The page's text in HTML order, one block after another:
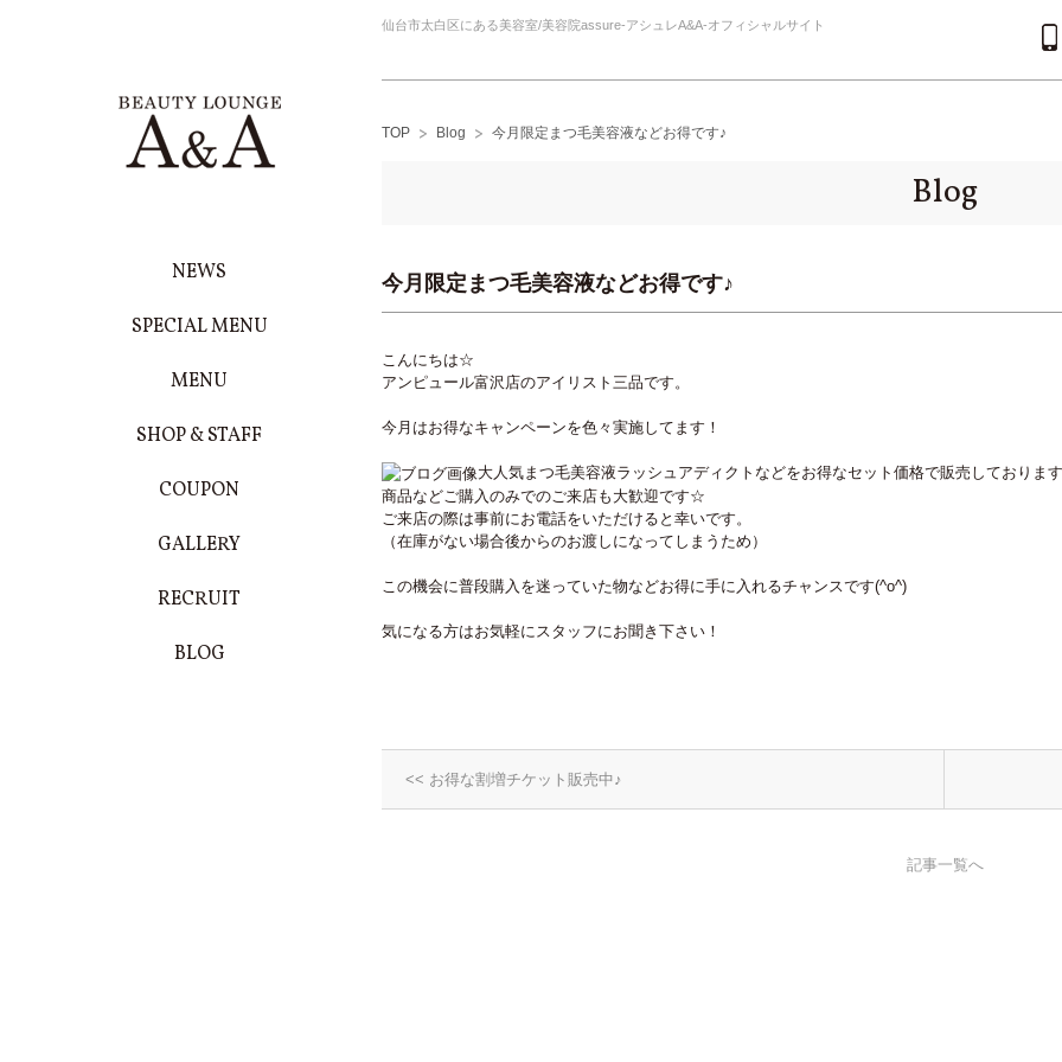
NEWS
SPECIAL MENU
MENU
SHOP & STAFF
COUPON
GALLERY
RECRUIT
BLOG
仙台市太白区にある美容室/美容院assure-アシュレA&A-オフィシャルサイト
TOP Blog 今月限定まつ毛美容液などお得です♪
Blog
今月限定まつ毛美容液などお得です♪
こんにちは☆
アンピュール富沢店のアイリスト三品です。
今月はお得なキャンペーンを色々実施してます！
大人気まつ毛美容液ラッシュアディクトなどをお得なセット価格で販売しております
商品などご購入のみでのご来店も大歓迎です☆
ご来店の際は事前にお電話をいただけると幸いです。
（在庫がない場合後からのお渡しになってしまうため）
この機会に普段購入を迷っていた物などお得に手に入れるチャンスです(^o^)
気になる方はお気軽にスタッフにお聞き下さい！
<< お得な割増チケット販売中♪
記事一覧へ